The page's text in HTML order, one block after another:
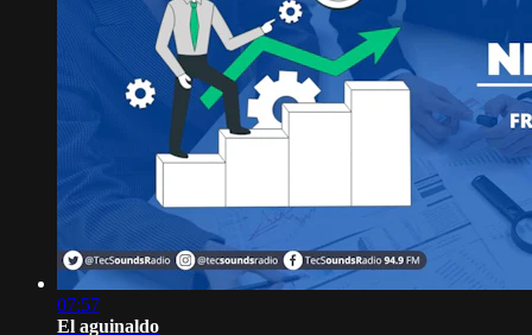
07:57
El aguinaldo